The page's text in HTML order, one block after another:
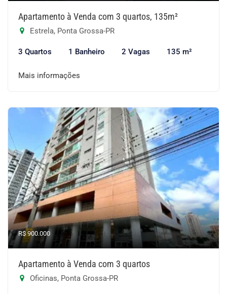
Apartamento à Venda com 3 quartos, 135m²
Estrela, Ponta Grossa-PR
3 Quartos 1 Banheiro 2 Vagas 135 m²
Mais informações
R$ 900.000
Apartamento à Venda com 3 quartos
Oficinas, Ponta Grossa-PR